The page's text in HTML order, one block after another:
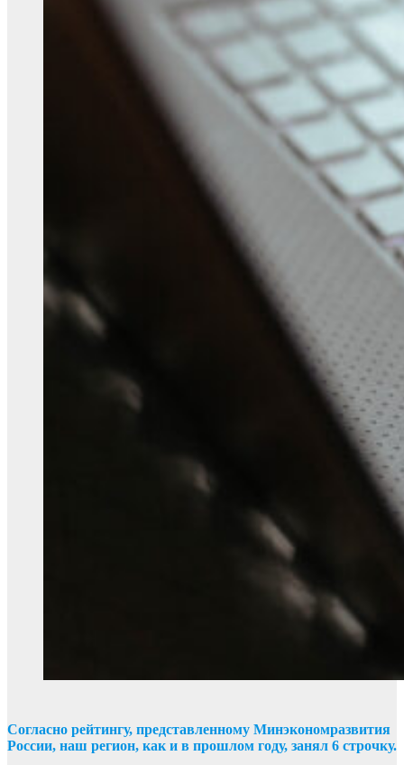
Согласно рейтингу, представленному Минэкономразвития
России, наш регион, как и в прошлом году, занял 6 строчку.